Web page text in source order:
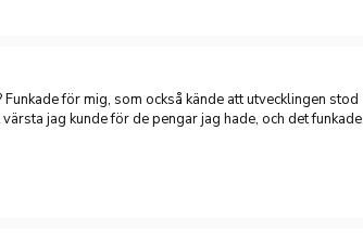
för mig, som också kände att utvecklingen stod
jag kunde för de pengar jag hade, och det funkade.